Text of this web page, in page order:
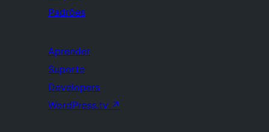
Padrões
Aprender
Suporte
Developers
WordPress.tv ↗